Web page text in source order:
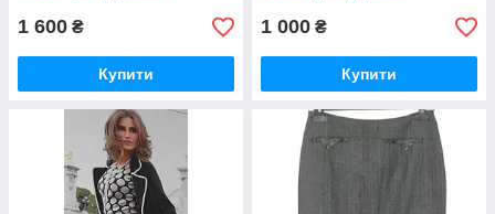
1 600 ₴
Купити
1 000 ₴
Купити